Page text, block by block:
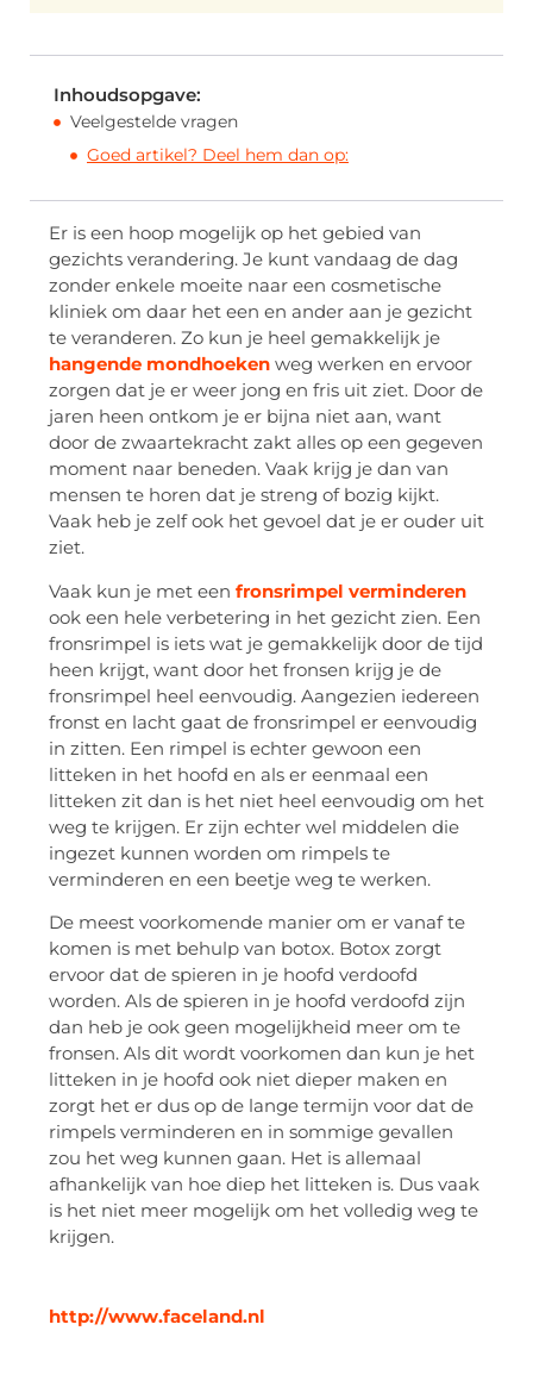
Inhoudsopgave:
Veelgestelde vragen
Goed artikel? Deel hem dan op:
Er is een hoop mogelijk op het gebied van
gezichts verandering. Je kunt vandaag de dag
zonder enkele moeite naar een cosmetische
kliniek om daar het een en ander aan je gezicht
te veranderen. Zo kun je heel gemakkelijk je
hangende mondhoeken weg werken en ervoor
zorgen dat je er weer jong en fris uit ziet. Door de
jaren heen ontkom je er bijna niet aan, want
door de zwaartekracht zakt alles op een gegeven
moment naar beneden. Vaak krijg je dan van
mensen te horen dat je streng of bozig kijkt.
Vaak heb je zelf ook het gevoel dat je er ouder uit
ziet.
Vaak kun je met een fronsrimpel verminderen
ook een hele verbetering in het gezicht zien. Een
fronsrimpel is iets wat je gemakkelijk door de tijd
heen krijgt, want door het fronsen krijg je de
fronsrimpel heel eenvoudig. Aangezien iedereen
fronst en lacht gaat de fronsrimpel er eenvoudig
in zitten. Een rimpel is echter gewoon een
litteken in het hoofd en als er eenmaal een
litteken zit dan is het niet heel eenvoudig om het
weg te krijgen. Er zijn echter wel middelen die
ingezet kunnen worden om rimpels te
verminderen en een beetje weg te werken.
De meest voorkomende manier om er vanaf te
komen is met behulp van botox. Botox zorgt
ervoor dat de spieren in je hoofd verdoofd
worden. Als de spieren in je hoofd verdoofd zijn
dan heb je ook geen mogelijkheid meer om te
fronsen. Als dit wordt voorkomen dan kun je het
litteken in je hoofd ook niet dieper maken en
zorgt het er dus op de lange termijn voor dat de
rimpels verminderen en in sommige gevallen
zou het weg kunnen gaan. Het is allemaal
afhankelijk van hoe diep het litteken is. Dus vaak
is het niet meer mogelijk om het volledig weg te
krijgen.
http://www.faceland.nl